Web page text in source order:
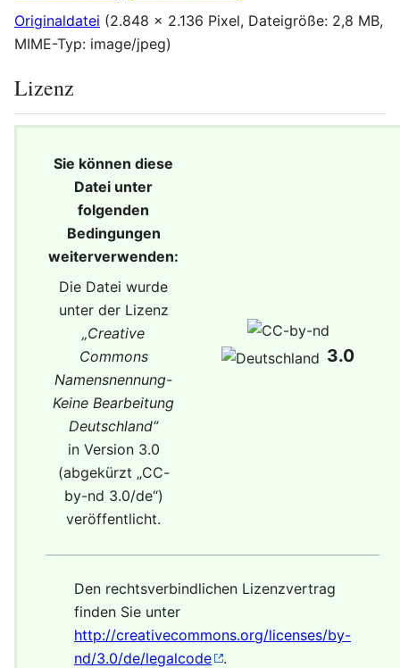
Originaldatei (2.848 × 2.136 Pixel, Dateigröße: 2,8 MB,
MIME-Typ: image/jpeg)
Lizenz
Sie können diese
Datei unter
folgenden
Bedingungen
weiterverwenden:
Die Datei wurde
unter der Lizenz
„Creative
Commons
Namensnennung-
Keine Bearbeitung
Deutschland“
in Version 3.0
(abgekürzt „CC-
by-nd 3.0/de“)
veröffentlicht.
3.0
Den rechtsverbindlichen Lizenzvertrag
finden Sie unter
http://creativecommons.org/licenses/by-
nd/3.0/de/legalcode
.